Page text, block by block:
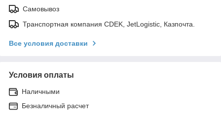
Самовывоз
Транспортная компания CDEK, JetLogistic, Казпочта.
Все условия доставки
Условия оплаты
Наличными
Безналичный расчет